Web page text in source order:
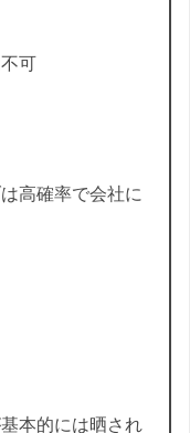
可
高確率で会社に
本的には晒され